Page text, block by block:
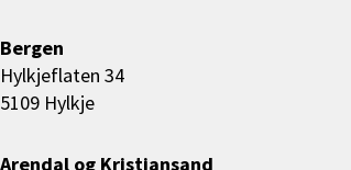
Bergen
Hylkjeflaten 34
5109 Hylkje
Arendal og Kristiansand